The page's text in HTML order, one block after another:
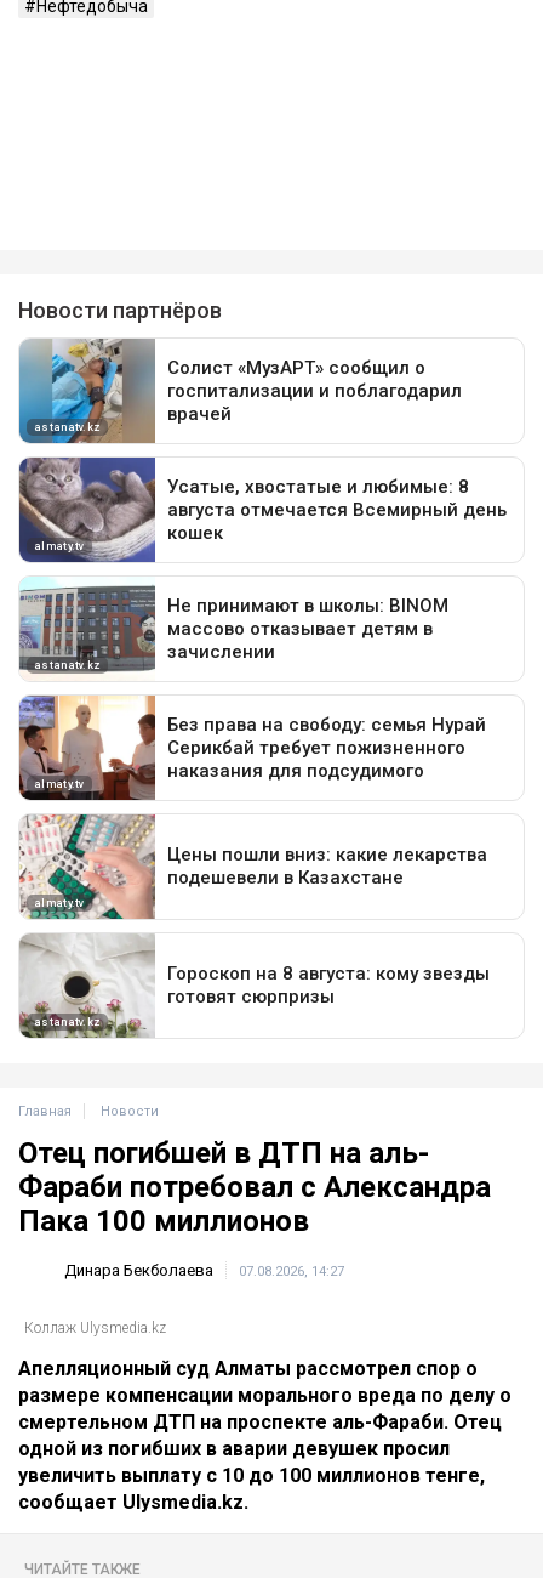
Нефтедобыча
Главная Новости
Отец погибшей в ДТП на аль-
Фараби потребовал с Александра
Пака 100 миллионов
Динара Бекболаева 07.08.2026, 14:27
Коллаж Ulysmedia.kz
Апелляционный суд Алматы рассмотрел спор о
размере компенсации морального вреда по делу о
смертельном ДТП на проспекте аль-Фараби. Отец
одной из погибших в аварии девушек просил
увеличить выплату с 10 до 100 миллионов тенге,
сообщает Ulysmedia.kz.
ЧИТАЙТЕ ТАКЖЕ